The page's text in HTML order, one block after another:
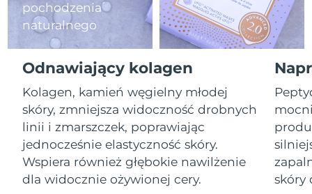
pochodzenia
naturalnego
Odnawiający kolagen
Kolagen, kamień węgielny młodej
skóry, zmniejsza widoczność drobnych
linii i zmarszczek, poprawiając
jednocześnie elastyczność skóry.
Wspiera również głębokie nawilżenie
dla widocznie ożywionej cery.
skóry
Izrael
Oczekiwany czas dostawy
8/15/26
Włochy
Oczekiwany czas dostawy
Japonia
Oczekiwany czas dostawy
Jersey
Oczekiwany czas dostawy
8/16/26